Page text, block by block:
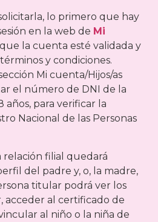
lo primero que hay
en la web de Mi
la cuenta esté validada y
y condiciones.
Mi cuenta/Hijos/as
el número de DNI de la
años, para verificar la
Nacional de las Personas
relación filial quedará
del padre y, o, la madre,
titular podrá ver los
acceder al certificado de
al niño o la niña de